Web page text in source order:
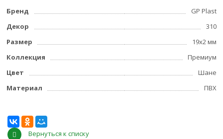
Бренд
GP Plast
Декор
310
Размер
19x2 мм
Коллекция
Премиум
Цвет
Шане
Материал
ПВХ
Вернуться к списку